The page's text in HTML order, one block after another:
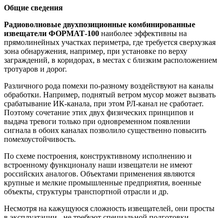
Общие сведения
Радиоволновые двухпозиционные комбинированные
извещатели ФОРМАТ-100 наиболее эффективны на
прямолинейных участках периметра, где требуется сверхузкая
зона обнаружения, например, при установке по верху
заграждений, в коридорах, в местах с близким расположением
тротуаров и дорог.
Различного рода помехи по-разному воздействуют на каналы
обработки. Например, поднятый ветром мусор может вызвать
срабатывание ИК-канала, при этом РЛ-канал не сработает.
Поэтому сочетание этих двух физических принципов и
выдача тревоги только при одновременном появлении
сигнала в обоих каналах позволило существенно повысить
помехоустойчивость.
По схеме построения, конструктивному исполнению и
встроенному функционалу наши извещатели не имеют
российских аналогов. Объектами применения являются
крупные и мелкие промышленные предприятия, военные
объекты, структуры транспортной отрасли и др.
Несмотря на кажущуюся сложность извещателей, они просты